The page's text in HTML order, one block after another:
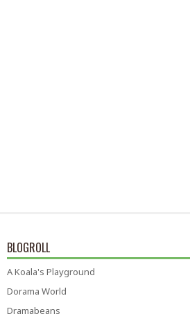
BLOGROLL
A Koala's Playground
Dorama World
Dramabeans